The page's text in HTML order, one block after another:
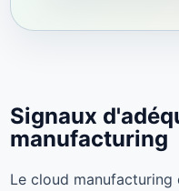
Signaux
manufacturing
Le cloud